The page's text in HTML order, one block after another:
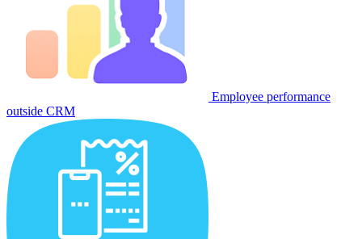
Employee performance
outside CRM